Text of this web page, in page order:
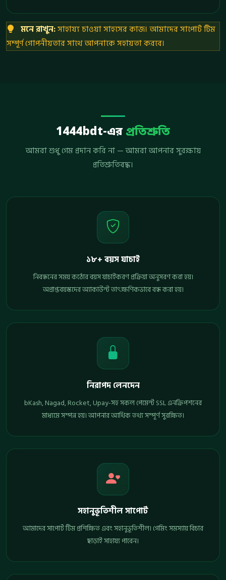
মনে রাখুন:সাহায্য চাওয়া সাহসের কাজ। আমাদের সাপোর্ট টিম
সম্পূর্ণ গোপনীয়তার সাথে আপনাকে সহায়তা করবে।
1444bdt-এর প্রতিশ্রুতি
আমরা শুধু গেম প্রদান করি না — আমরা আপনার সুরক্ষায়
প্রতিশ্রুতিবদ্ধ।
১৮+ বয়স যাচাই
নিবন্ধনের সময় কঠোর বয়স যাচাইকরণ প্রক্রিয়া অনুসরণ করা হয়।
অপ্রাপ্তবয়স্কদের অ্যাকাউন্ট তাৎক্ষণিকভাবে বন্ধ করা হয়।
নিরাপদ লেনদেন
bKash, Nagad, Rocket, Upay-সহ সকল পেমেন্ট SSL এনক্রিপশনের
মাধ্যমে সম্পন্ন হয়। আপনার আর্থিক তথ্য সম্পূর্ণ সুরক্ষিত।
সহানুভূতিশীল সাপোর্ট
আমাদের সাপোর্ট টিম প্রশিক্ষিত এবং সহানুভূতিশীল। গেমিং সমস্যায় বিচার
ছাড়াই সাহায্য পাবেন।